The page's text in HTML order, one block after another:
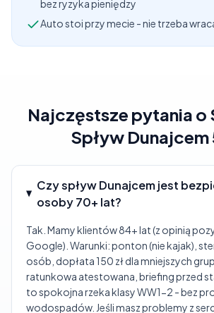
bez ryzyka pieniędzy
Auto stoi przy mecie - nie trzeba
Najczęstsze pytania o
Spływ Dunajcem
Czy spływ Dunajcem jest
osoby 70+ lat?
Tak. Mamy klientów 84+ lat (z opinią
Google). Warunki: ponton (nie kajak),
osób, dopłata 150 zł dla mniejszych
ratunkowa atestowana, briefing przed
to spokojna rzeka klasy WW1-2 - bez
wodospadów. Jeśli masz problemy z